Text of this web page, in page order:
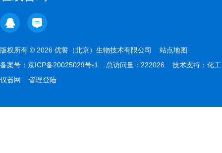
版权所有 © 2026 优誓（北京）生物技术有限公司 站点地图
备案号： 京ICP备20025029号-1 总访问量：222026 技术支持： 化工
仪器网
管理登陆